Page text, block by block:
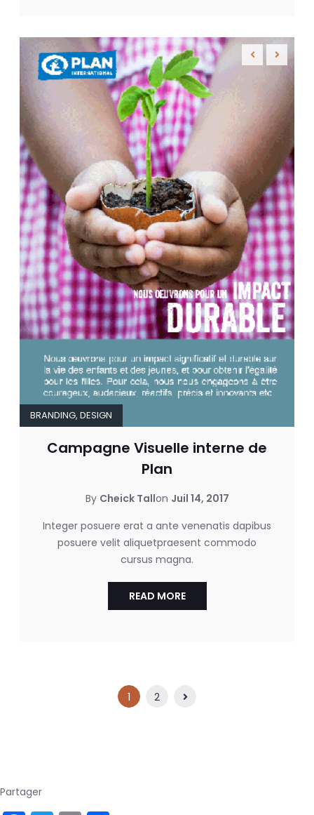
BRANDING, DESIGN
Campagne Visuelle interne de
Plan
By Cheick Tallon Juil 14, 2017
Integer posuere erat a ante venenatis dapibus
posuere velit aliquetpraesent commodo
cursus magna.
READ MORE
1 2
Partager